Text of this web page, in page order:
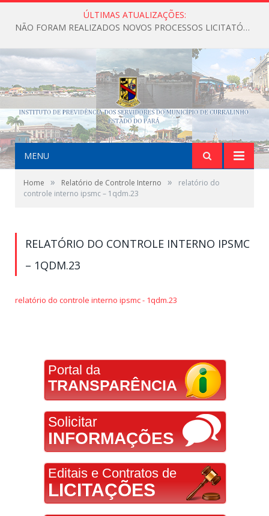
ÚLTIMAS ATUALIZAÇÕES:
NÃO FORAM REALIZADOS NOVOS PROCESSOS LICITATÓRIOS ATÉ O MOMENTO DO ANO DE 2026
MENU
Home » Relatório de Controle Interno »
relatório do
controle interno ipsmc – 1qdm.23
RELATÓRIO DO CONTROLE INTERNO IPSMC
– 1QDM.23
relatório do controle interno ipsmc - 1qdm.23
Portal da
TRANSPARÊNCIA
Solicitar
INFORMAÇÕES
Editais e Contratos de
LICITAÇÕES